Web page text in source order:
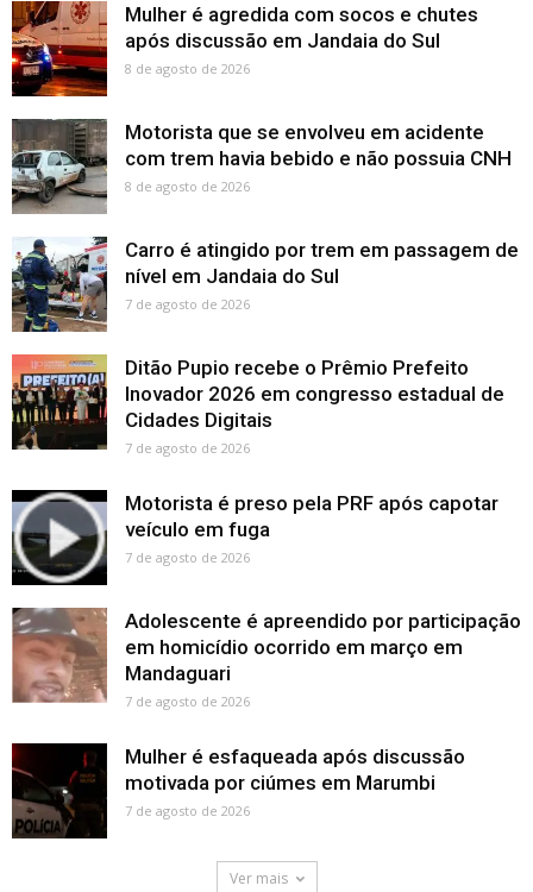
Mulher é agredida com socos e chutes
após discussão em Jandaia do Sul
8 de agosto de 2026
Motorista que se envolveu em acidente
com trem havia bebido e não possuia CNH
8 de agosto de 2026
Carro é atingido por trem em passagem de
nível em Jandaia do Sul
7 de agosto de 2026
Ditão Pupio recebe o Prêmio Prefeito
Inovador 2026 em congresso estadual de
Cidades Digitais
7 de agosto de 2026
Motorista é preso pela PRF após capotar
veículo em fuga
7 de agosto de 2026
Adolescente é apreendido por participação
em homicídio ocorrido em março em
Mandaguari
7 de agosto de 2026
Mulher é esfaqueada após discussão
motivada por ciúmes em Marumbi
7 de agosto de 2026
Ver mais